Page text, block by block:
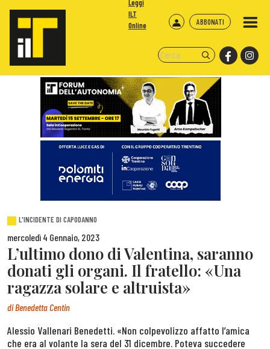
ABBONATI
Leggi
ILT
Online
L'INCIDENTE DI CAPODANNO
mercoledì 4 Gennaio, 2023
L’ultimo dono di Valentina, saranno
donati gli organi. Il fratello: «Una
ragazza solare e altruista»
diBenedetta Centin
Alessio Vallenari Benedetti. «Non colpevolizzo affatto l’amica
che era al volante la sera del 31 dicembre. Poteva succedere